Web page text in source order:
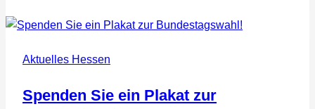
WÄHLER
–
ist
Aktuelles Hessen
Spenden Sie ein Plakat zur